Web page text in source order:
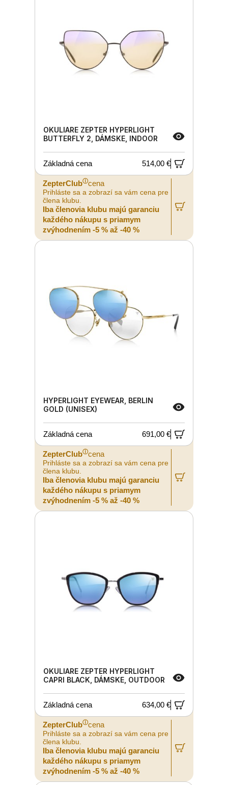
OKULIARE ZEPTER HYPERLIGHT
BUTTERFLY 2, DÁMSKE, INDOOR
Základná cena 514,00 €
ZepterClubⓘcena
Prihláste sa a zobrazí sa vám cena pre
člena klubu.
Iba členovia klubu majú garanciu
každého nákupu s priamym
zvýhodnením -5 % až -40 %
HYPERLIGHT EYEWEAR, BERLIN
GOLD (UNISEX)
Základná cena 691,00 €
ZepterClubⓘcena
Prihláste sa a zobrazí sa vám cena pre
člena klubu.
Iba členovia klubu majú garanciu
každého nákupu s priamym
zvýhodnením -5 % až -40 %
OKULIARE ZEPTER HYPERLIGHT
CAPRI BLACK, DÁMSKE, OUTDOOR
Základná cena 634,00 €
ZepterClubⓘcena
Prihláste sa a zobrazí sa vám cena pre
člena klubu.
Iba členovia klubu majú garanciu
každého nákupu s priamym
zvýhodnením -5 % až -40 %